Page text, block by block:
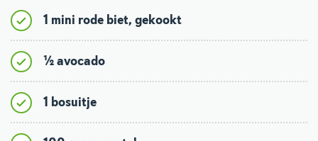
1 mini rode biet, gekookt
½ avocado
1 bosuitje